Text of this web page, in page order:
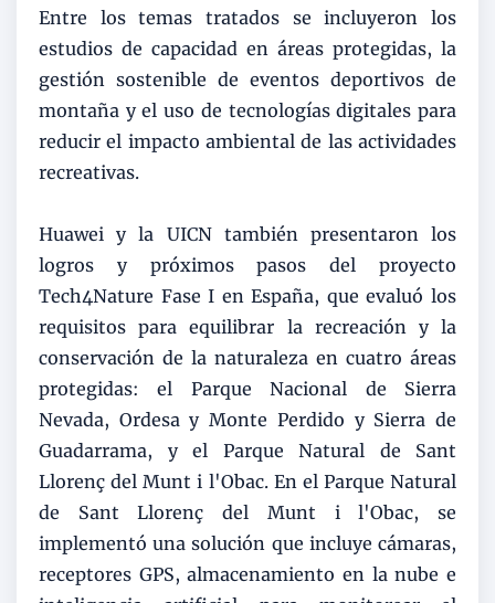
Entre los temas tratados se incluyeron los
estudios de capacidad en áreas protegidas, la
gestión sostenible de eventos deportivos de
montaña y el uso de tecnologías digitales para
reducir el impacto ambiental de las actividades
recreativas.
Huawei y la UICN también presentaron los
logros y próximos pasos del proyecto
Tech4Nature Fase I en España, que evaluó los
requisitos para equilibrar la recreación y la
conservación de la naturaleza en cuatro áreas
protegidas: el Parque Nacional de Sierra
Nevada, Ordesa y Monte Perdido y Sierra de
Guadarrama, y ​​el Parque Natural de Sant
Llorenç del Munt i l'Obac. En el Parque Natural
de Sant Llorenç del Munt i l'Obac, se
implementó una solución que incluye cámaras,
receptores GPS, almacenamiento en la nube e